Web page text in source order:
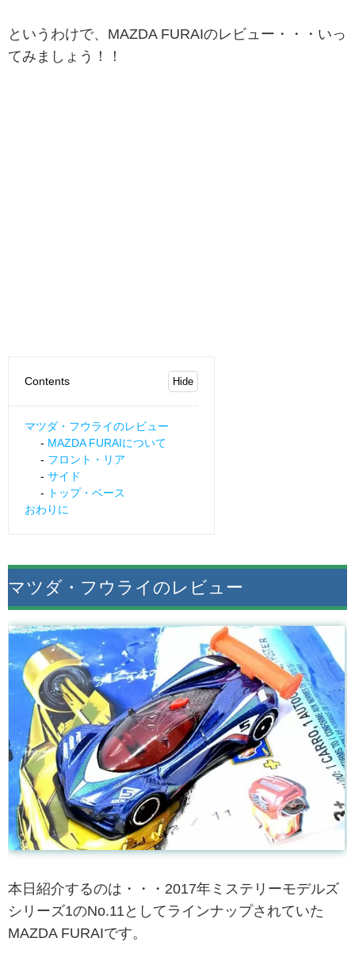
というわけで、MAZDA FURAIのレビュー・・・いっ
てみましょう！！
Contents
マツダ・フウライのレビュー
MAZDA FURAIについて
フロント・リア
サイド
トップ・ベース
おわりに
マツダ・フウライのレビュー
本日紹介するのは・・・2017年ミステリーモデルズ
シリーズ1のNo.11としてラインナップされていた
MAZDA FURAIです。